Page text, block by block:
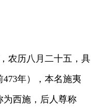
农历八月二十五，具
年），本名施夷
为西施，后人尊称